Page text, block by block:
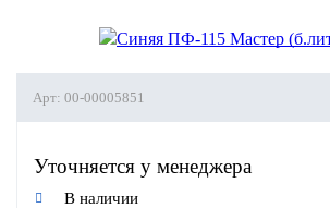
Арт: 00-00005851
Уточняется у менеджера
В наличии